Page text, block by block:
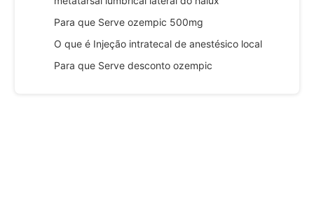
Para que Serve ozempic 500mg
O que é Injeção intratecal de anestésico local
Para que Serve desconto ozempic